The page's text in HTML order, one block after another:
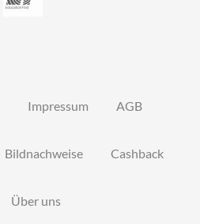
Impressum AGB
Bildnachweise Cashback
Über uns